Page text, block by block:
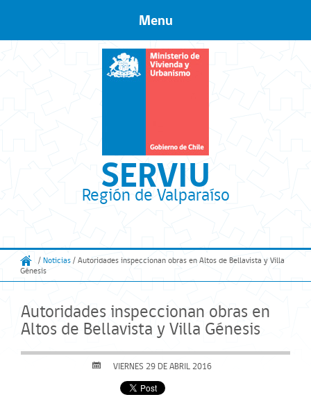
SERVIU
Región de Valparaíso
Menu
/ Noticias / Autoridades inspeccionan obras en Altos de Bellavista y Villa
Génesis
Autoridades inspeccionan obras en
Altos de Bellavista y Villa Génesis
VIERNES 29 DE ABRIL 2016